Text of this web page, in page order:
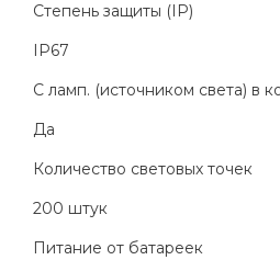
Степень защиты (IP)
IP67
С ламп. (источником света) в
Да
Количество световых точек
200 штук
Питание от батареек